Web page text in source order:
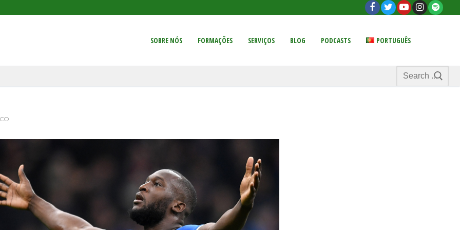
SOBRE NÓS
FORMAÇÕES SERVIÇOS BLOG PODCASTS PORTUGUÊS
Search
for: